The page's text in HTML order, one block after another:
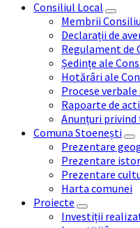
Consiliul Local
Membrii
Declarații de
Regulament de
Ședințe ale
Hotărâri ale
Procese
Rapoarte de
Anunțuri
Comuna Stoenești
Prezentare
Prezentare
Prezentare
Harta comunei
Proiecte
Investiții